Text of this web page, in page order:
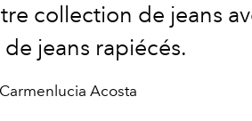
collection de jeans
jeans rapiécés.
Acosta